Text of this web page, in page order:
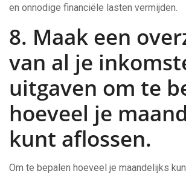
en onnodige financiële lasten vermijden.
8. Maak een
van al je
uitgaven om te
hoeveel je
kunt aflossen.
Om te bepalen hoeveel je maandelijks